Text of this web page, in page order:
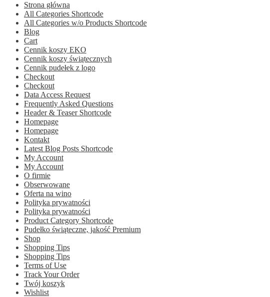
Strona główna
All Categories Shortcode
All Categories w/o Products Shortcode
Blog
Cart
Cennik koszy EKO
Cennik koszy świątecznych
Cennik pudełek z logo
Checkout
Checkout
Data Access Request
Frequently Asked Questions
Header & Teaser Shortcode
Homepage
Homepage
Kontakt
Latest Blog Posts Shortcode
My Account
My Account
O firmie
Obserwowane
Oferta na wino
Polityka prywatności
Polityka prywatności
Product Category Shortcode
Pudełko świąteczne, jakość Premium
Shop
Shopping Tips
Shopping Tips
Terms of Use
Track Your Order
Twój koszyk
Wishlist